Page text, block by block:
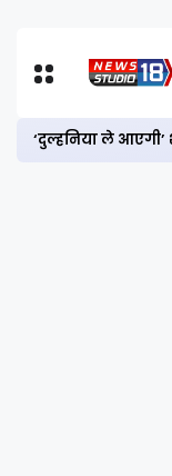
‘दुल्हनिया ले